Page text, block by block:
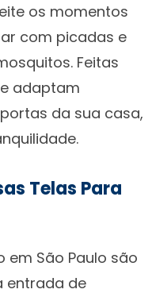
os momentos
com picadas e
Feitas
adaptam
da sua casa,
Telas Para
em São Paulo são
entrada de